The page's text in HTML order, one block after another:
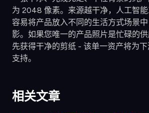
为 2048 像素。来源越干净，人工智
容易将产品放入不同的生活方式场景
影。如果您唯一的产品照片是忙碌的
先获得干净的剪纸 - 该单一资产将为
支持。
相关文章